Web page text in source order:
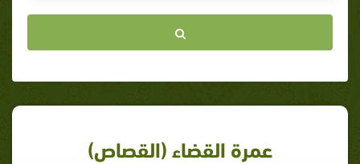
عمرة القضاء (القصاص)